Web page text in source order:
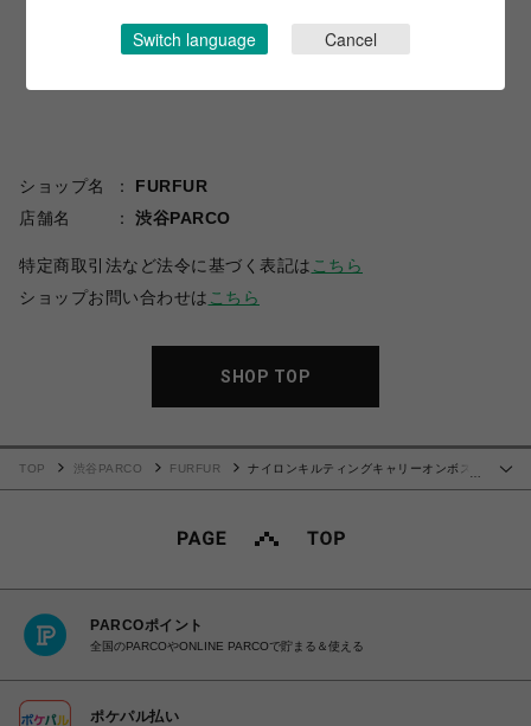
ショップ名
FURFUR
店舗名
渋谷PARCO
特定商取引法など法令に基づく表記は こちら
ショップお問い合わせは こちら
SHOP TOP
TOP 渋谷PARCO FURFUR
ナイロンキルティングキャリーオンボス
PARCOポイント
全国のPARCOやONLINE PARCOで貯まる＆使える
ポケパル払い
Switch language Cancel